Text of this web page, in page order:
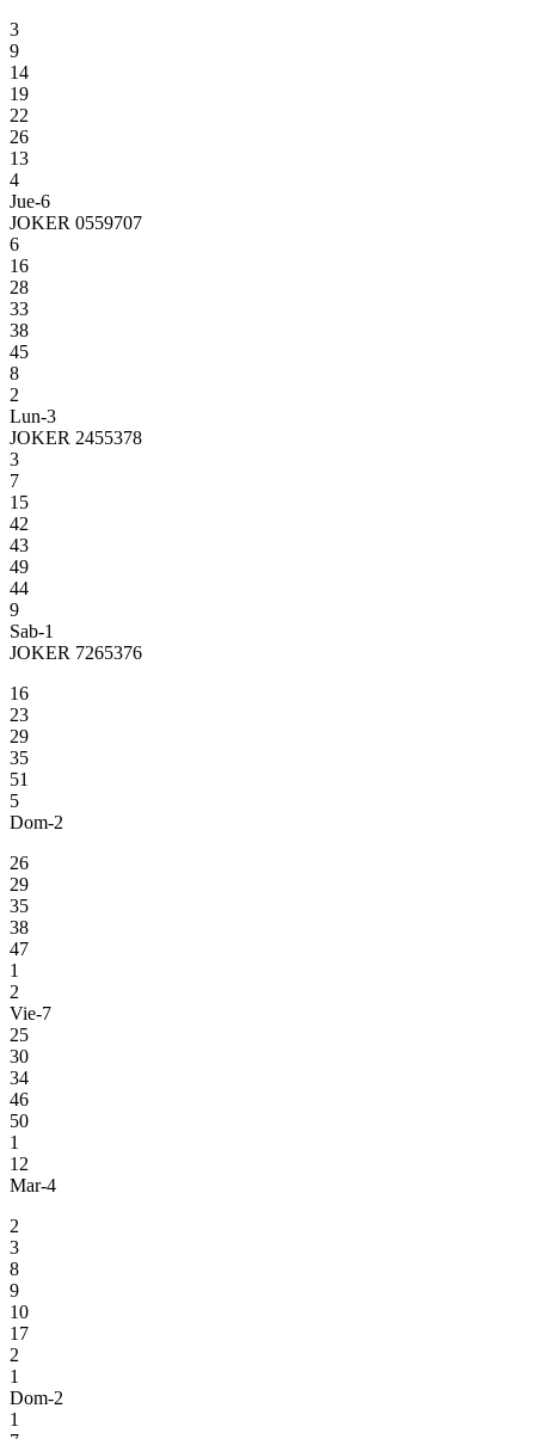
3
9
14
19
22
26
13
4
Jue-6
JOKER 0559707
6
16
28
33
38
45
8
2
Lun-3
JOKER 2455378
3
7
15
42
43
49
44
9
Sab-1
JOKER 7265376
16
23
29
35
51
5
Dom-2
26
29
35
38
47
1
2
Vie-7
25
30
34
46
50
1
12
Mar-4
2
3
8
9
10
17
2
1
Dom-2
1